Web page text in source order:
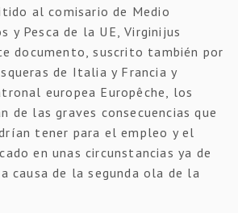
al comisario de Medio
y Pesca de la UE, Virginijus
documento, suscrito también por
de Italia y Francia y
europea Europêche, los
de las graves consecuencias que
tener para el empleo y el
en unas circunstancias ya de
causa de la segunda ola de la